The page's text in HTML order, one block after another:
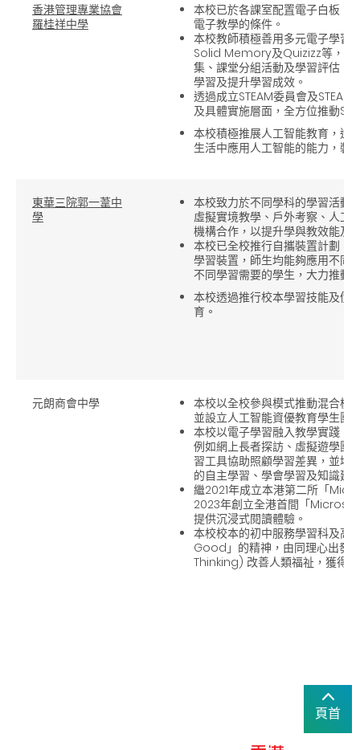
香港管理專業協會
羅桂祥中學
本校已於各課室配置電子白板，
電子教學的條件。
本校教師積極善用多元電子學
Solid Memory及Quizizz等，輔
集、課堂分組活動及學習評估，
學習及提升學習成效。
透過成立STEAM委員會及
及具體實施層面，全方位推動
本校積極推展人工智能教育，透
生活中應用人工智能的能力，裝
東華三院郭一葦中
學
本校致力於不同學科的學習活動
虛擬實境教學、戶外考察、人工
機構合作，以提升學與教效能及
本校已全校推行自攜裝置計劃
學習裝置，師生均能夠應用不同
不同學習需要的學生，大力推動
本校透過推行校本學習技能及價
育。
元朗商會中學
本校以全校參與模式推動混合
並設立人工智能資優教育學生團
本校以電子學習融入教學實踐、
例如網上長者探訪、虛擬遊學團
習工具協助照顧學習差異，並培
的自主學習、學會學習及知識建
繼2021年成立本港第二所「
2023年創立全港首間「
提供沉浸式閱讀體驗。
本校校本的初中服務學習科及高
Good」的精神，由同理心出發
Thinking) 改善人類福祉，獲得
頁首